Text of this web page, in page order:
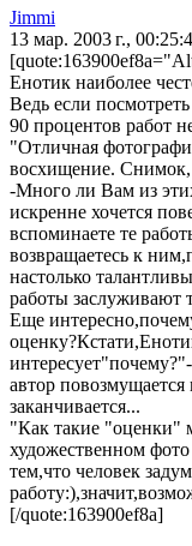
Jimmi
13 мар. 2003 г.,
Енотик наиболее
Ведь если
90 процентов работ
"Отличная
восхищение. Снимок,
-Много ли Вам из
искренне хочется
вспоминаете те
возвращаетесь к
настолько
работы заслуживают
Еще
автор
заканчивается...
"Как такие "оценки"
художественном
тем,что человек
[/quote:163900ef8a]